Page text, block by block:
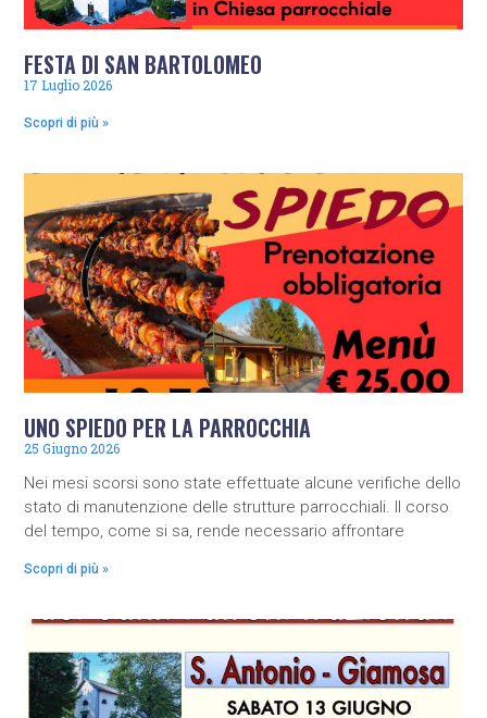
FESTA DI SAN BARTOLOMEO
17 Luglio 2026
Scopri di più »
UNO SPIEDO PER LA PARROCCHIA
25 Giugno 2026
Nei mesi scorsi sono state effettuate alcune verifiche dello
stato di manutenzione delle strutture parrocchiali. Il corso
del tempo, come si sa, rende necessario affrontare
Scopri di più »